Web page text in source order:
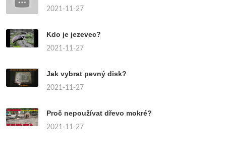
2021-11-27
Kdo je jezevec?
2021-11-27
Jak vybrat pevný disk?
2021-11-27
Proč nepoužívat dřevo mokré?
2021-11-27